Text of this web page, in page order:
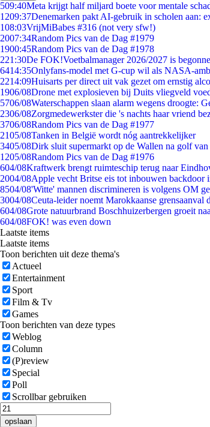
509:40Meta krijgt half miljard boete voor mentale
1209:37Denemarken pakt AI-gebruik in scholen aan:
108:03VrijMiBabes #316 (not very sfw!)
2007:34Random Pics van de Dag #1979
1900:45Random Pics van de Dag #1978
221:30De FOK!Voetbalmanager 2026/2027 is
6414:35Onlyfans-model met G-cup wil als NASA-
2214:09Huisarts per direct uit vak gezet om ernstig
1906/08Drone met explosieven bij Duits vliegveld
5706/08Waterschappen slaan alarm wegens droogte:
2306/08Zorgmedewerkster die 's nachts haar vriend
3706/08Random Pics van de Dag #1977
2105/08Tanken in België wordt nóg aantrekkelijker
3405/08Dirk sluit supermarkt op de Wallen na golf van
1205/08Random Pics van de Dag #1976
604/08Kraftwerk brengt ruimteschip terug naar
2004/08Apple vecht Britse eis tot inbouwen backdoor
8504/08'Witte' mannen discrimineren is volgens OM
3004/08Ceuta-leider noemt Marokkaanse grensaanval
604/08Grote natuurbrand Boschhuizerbergen groeit
604/08FOK! was even down
Laatste items
Laatste items
Toon berichten uit deze thema's
Actueel
Entertainment
Sport
Film & Tv
Games
Toon berichten van deze types
Weblog
Column
(P)review
Special
Poll
Scrollbar gebruiken
opslaan